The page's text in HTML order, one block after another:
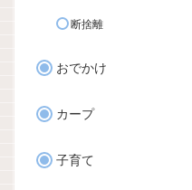
断捨離
おでかけ
カープ
子育て